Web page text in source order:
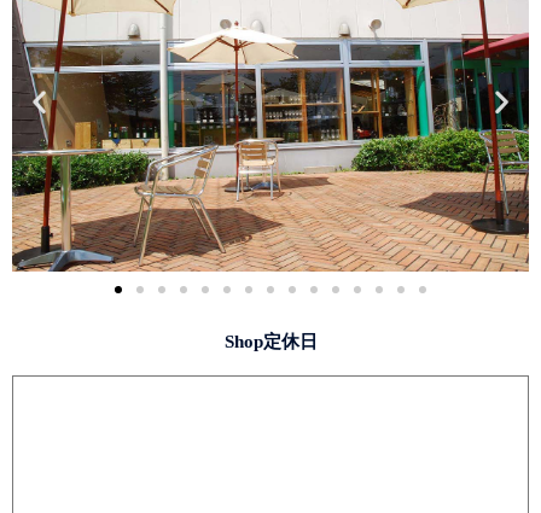
Shop定休日